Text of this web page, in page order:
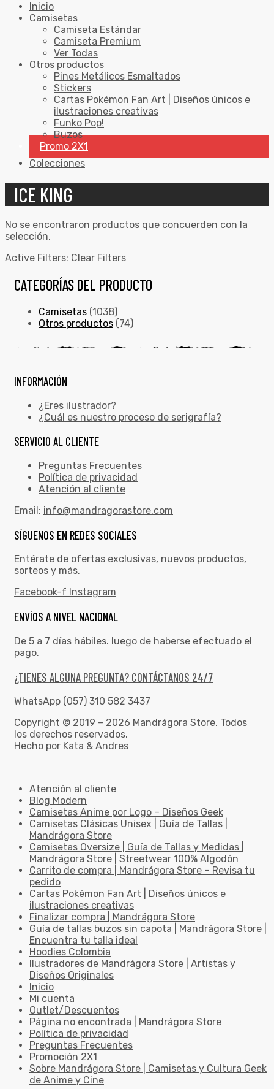
Inicio
Camisetas
Camiseta Estándar
Camiseta Premium
Ver Todas
Otros productos
Pines Metálicos Esmaltados
Stickers
Cartas Pokémon Fan Art | Diseños únicos e
ilustraciones creativas
Funko Pop!
Buzos
Promo 2X1
Colecciones
ICE KING
No se encontraron productos que concuerden con la
selección.
Active Filters: Clear Filters
CATEGORÍAS DEL PRODUCTO
Camisetas (1038)
Otros productos (74)
INFORMACIÓN
¿Eres ilustrador?
¿Cuál es nuestro proceso de serigrafía?
SERVICIO AL CLIENTE
Preguntas Frecuentes
Política de privacidad
Atención al cliente
Email: info@mandragorastore.com
SÍGUENOS EN REDES SOCIALES
Entérate de ofertas exclusivas, nuevos productos,
sorteos y más.
Facebook-f Instagram
ENVÍOS A NIVEL NACIONAL
De 5 a 7 días hábiles. luego de haberse efectuado el
pago.
¿TIENES ALGUNA PREGUNTA? CONTÁCTANOS 24/7
WhatsApp (057) 310 582 3437
Copyright © 2019 – 2026 Mandrágora Store. Todos
los derechos reservados.
Hecho por Kata & Andres
Atención al cliente
Blog Modern
Camisetas Anime por Logo – Diseños Geek
Camisetas Clásicas Unisex | Guía de Tallas |
Mandrágora Store
Camisetas Oversize | Guía de Tallas y Medidas |
Mandrágora Store | Streetwear 100% Algodón
Carrito de compra | Mandrágora Store – Revisa tu
pedido
Cartas Pokémon Fan Art | Diseños únicos e
ilustraciones creativas
Finalizar compra | Mandrágora Store
Guía de tallas buzos sin capota | Mandrágora Store |
Encuentra tu talla ideal
Hoodies Colombia
Ilustradores de Mandrágora Store | Artistas y
Diseños Originales
Inicio
Mi cuenta
Outlet/Descuentos
Página no encontrada | Mandrágora Store
Política de privacidad
Preguntas Frecuentes
Promoción 2X1
Sobre Mandrágora Store | Camisetas y Cultura Geek
de Anime y Cine